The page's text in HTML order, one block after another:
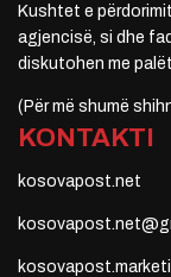
Kushtet e
agjencisë, si dhe
diskutohen me
(Për më shumë
KONTAKTI
kosovapost.net